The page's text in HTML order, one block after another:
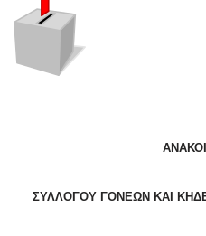
ΣΥΛΛΟΓΟΥ ΓΟΝΕΩΝ ΚΑΙ